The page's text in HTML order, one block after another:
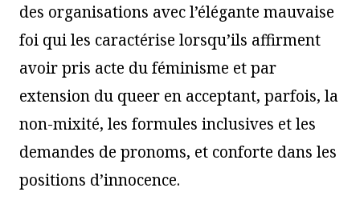
des organisations avec l’élégante mauvaise
foi qui les caractérise lorsqu’ils affirment
avoir pris acte du féminisme et par
extension du queer en acceptant, parfois, la
non-mixité, les formules inclusives et les
demandes de pronoms, et conforte dans les
positions d’innocence.